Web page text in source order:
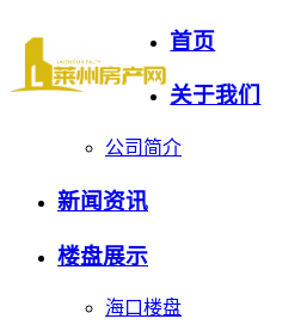
首页
关于我们
公司简介
新闻资讯
楼盘展示
海口楼盘